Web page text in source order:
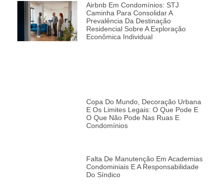
Airbnb Em Condomínios: STJ
Caminha Para Consolidar A
Prevalência Da Destinação
Residencial Sobre A Exploração
Econômica Individual
Copa Do Mundo, Decoração Urbana
E Os Limites Legais: O Que Pode E
O Que Não Pode Nas Ruas E
Condomínios
Falta De Manutenção Em Academias
Condominiais E A Responsabilidade
Do Síndico